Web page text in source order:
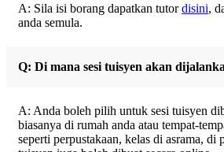
A: Sila isi borang dapatkan tutordisini,
anda semula.
Q: Di mana sesi tuisyen akan
A: Anda boleh pilih untuk sesi tuisyen
biasanya di rumah anda atau tempat-
seperti perpustakaan, kelas di asrama, di